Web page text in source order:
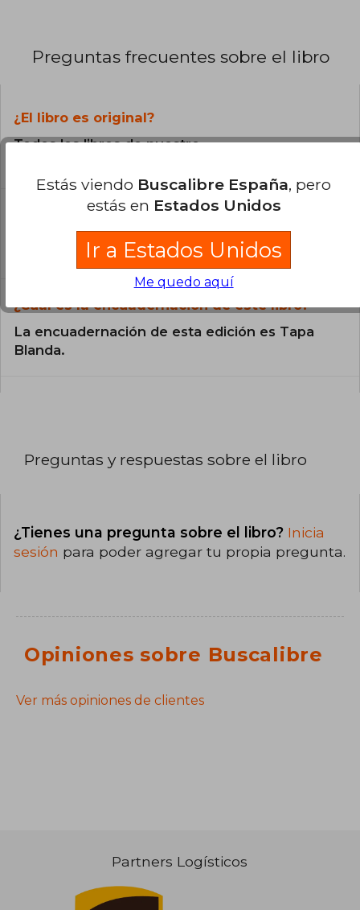
Preguntas frecuentes sobre el libro
¿El libro es original?
Todos los libros de nuestro
¿En qué Idioma está escrito el
El libro está escrito en Inglés.
¿Cuál es la encuadernación de este libro?
La encuadernación de esta edición es Tapa
Blanda.
Preguntas y respuestas sobre el libro
¿Tienes una pregunta sobre el libro? Inicia
sesión para poder agregar tu propia pregunta.
Opiniones sobre Buscalibre
Ver más opiniones de clientes
Partners Logísticos
Estás viendo Buscalibre España, pero
estás en Estados Unidos
Ir a Estados Unidos
Me quedo aquí